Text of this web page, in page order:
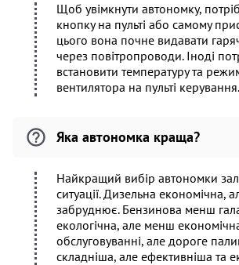
Щоб увімкнути автономку,
кнопку на пульті або самому
цього вона почне видавати
через повітропроводи. Іноді
встановити температуру та
вентилятора на пульті керування.
Яка автономка краща?
Найкращий вибір автономки
ситуації. Дизельна економічна,
забруднює. Бензинова менш
екологічна, але менш
обслуговуванні, але дороге
складніша, але ефективніша та